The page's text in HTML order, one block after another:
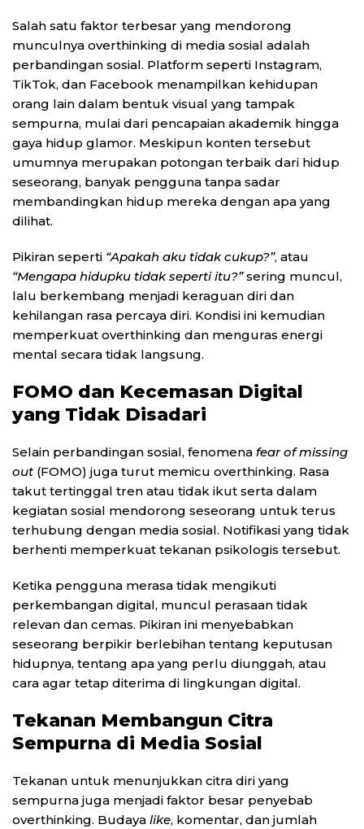
Salah satu faktor terbesar yang mendorong
munculnya overthinking di media sosial adalah
perbandingan sosial. Platform seperti Instagram,
TikTok, dan Facebook menampilkan kehidupan
orang lain dalam bentuk visual yang tampak
sempurna, mulai dari pencapaian akademik hingga
gaya hidup glamor. Meskipun konten tersebut
umumnya merupakan potongan terbaik dari hidup
seseorang, banyak pengguna tanpa sadar
membandingkan hidup mereka dengan apa yang
dilihat.
Pikiran seperti “Apakah aku tidak cukup?”, atau
“Mengapa hidupku tidak seperti itu?”sering muncul,
lalu berkembang menjadi keraguan diri dan
kehilangan rasa percaya diri. Kondisi ini kemudian
memperkuat overthinking dan menguras energi
mental secara tidak langsung.
FOMO dan Kecemasan Digital
yang Tidak Disadari
Selain perbandingan sosial, fenomena fear of missing
out (FOMO) juga turut memicu overthinking. Rasa
takut tertinggal tren atau tidak ikut serta dalam
kegiatan sosial mendorong seseorang untuk terus
terhubung dengan media sosial. Notifikasi yang tidak
berhenti memperkuat tekanan psikologis tersebut.
Ketika pengguna merasa tidak mengikuti
perkembangan digital, muncul perasaan tidak
relevan dan cemas. Pikiran ini menyebabkan
seseorang berpikir berlebihan tentang keputusan
hidupnya, tentang apa yang perlu diunggah, atau
cara agar tetap diterima di lingkungan digital.
Tekanan Membangun Citra
Sempurna di Media Sosial
Tekanan untuk menunjukkan citra diri yang
sempurna juga menjadi faktor besar penyebab
overthinking. Budaya like, komentar, dan jumlah